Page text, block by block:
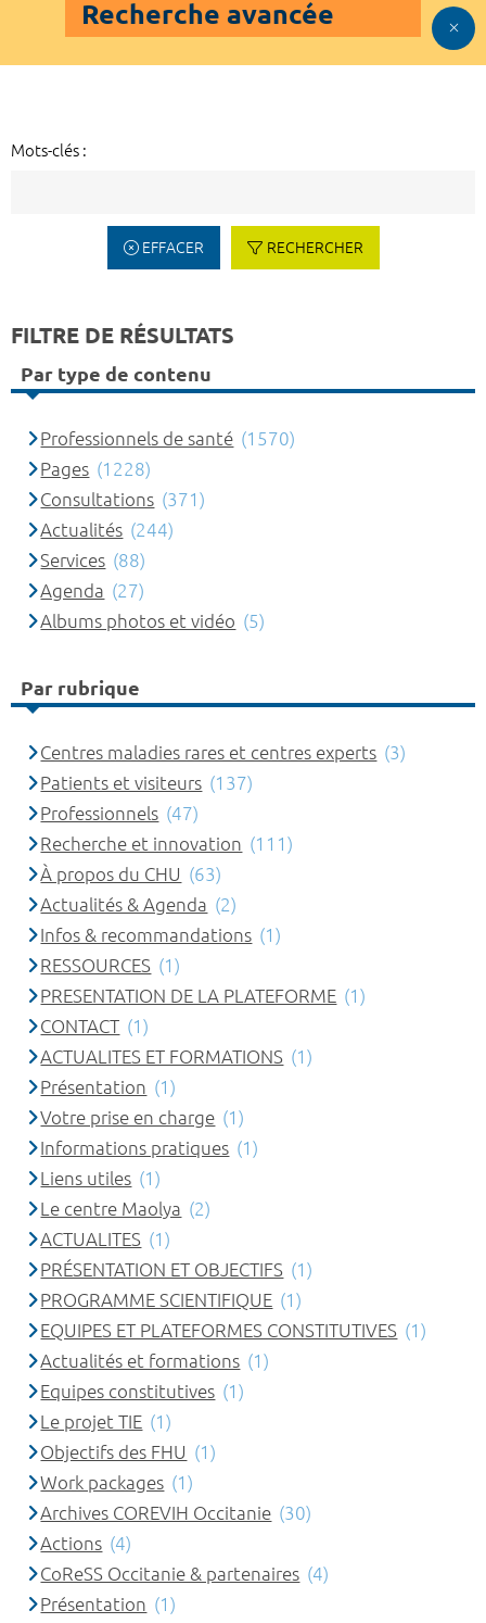
Recherche avancée
Mots-clés :
EFFACER RECHERCHER
FILTRE DE RÉSULTATS
Par type de contenu
Professionnels de santé (1570)
Pages (1228)
Consultations (371)
Actualités (244)
Services (88)
Agenda (27)
Albums photos et vidéo (5)
Par rubrique
Centres maladies rares et centres experts (3)
Patients et visiteurs (137)
Professionnels (47)
Recherche et innovation (111)
À propos du CHU (63)
Actualités & Agenda (2)
Infos & recommandations (1)
RESSOURCES (1)
PRESENTATION DE LA PLATEFORME (1)
CONTACT (1)
ACTUALITES ET FORMATIONS (1)
Présentation (1)
Votre prise en charge (1)
Informations pratiques (1)
Liens utiles (1)
Le centre Maolya (2)
ACTUALITES (1)
PRÉSENTATION ET OBJECTIFS (1)
PROGRAMME SCIENTIFIQUE (1)
EQUIPES ET PLATEFORMES CONSTITUTIVES (1)
Actualités et formations (1)
Equipes constitutives (1)
Le projet TIE (1)
Objectifs des FHU (1)
Work packages (1)
Archives COREVIH Occitanie (30)
Actions (4)
CoReSS Occitanie & partenaires (4)
Présentation (1)